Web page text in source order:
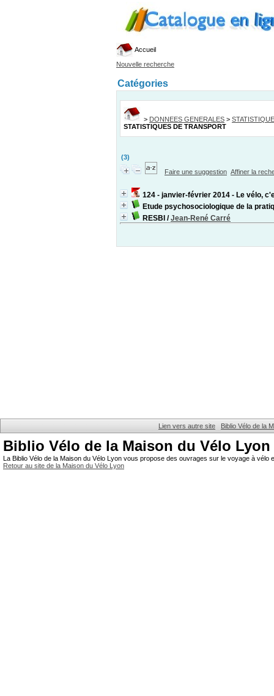
Accueil
Nouvelle recherche
Catégories
> DONNEES GENERALES >
STATISTIQUES DE TRANSPORT
(3)
Faire une suggestion Affiner la
124 - janvier-février 2014 - Le vélo,
Etude psychosociologique de la
RESBI /Jean-René Carré
Lien vers autre site Biblio Vélo de la
Biblio Vélo de la Maison du Vélo Lyon
La Biblio Vélo de la Maison du Vélo Lyon vous propose des ouvrages sur le voyage à
Retour au site de la Maison du Vélo Lyon